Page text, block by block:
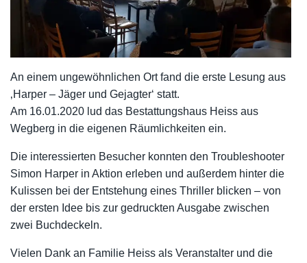
An einem ungewöhnlichen Ort fand die erste Lesung aus
‚Harper – Jäger und Gejagter‘ statt.
Am 16.01.2020 lud das Bestattungshaus Heiss aus
Wegberg in die eigenen Räumlichkeiten ein.
Die interessierten Besucher konnten den Troubleshooter
Simon Harper in Aktion erleben und außerdem hinter die
Kulissen bei der Entstehung eines Thriller blicken – von
der ersten Idee bis zur gedruckten Ausgabe zwischen
zwei Buchdeckeln.
Vielen Dank an Familie Heiss als Veranstalter und die